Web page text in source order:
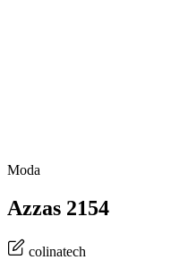
Moda
Azzas 2154
colinatech